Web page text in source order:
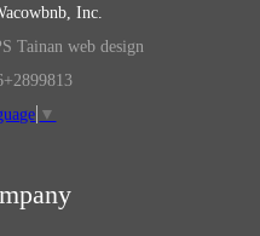
Inc.
Tainan web design
▼